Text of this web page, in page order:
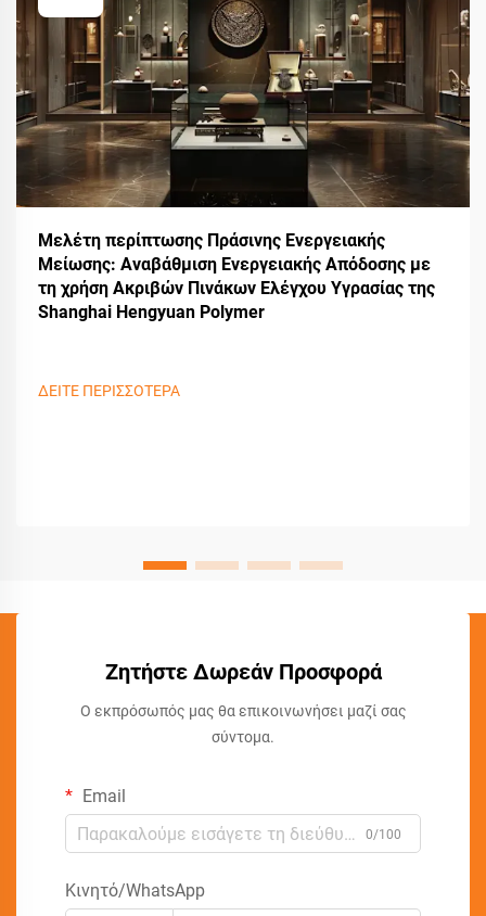
Μελέτη περίπτωσης Πράσινης Ενεργειακής
Μείωσης: Αναβάθμιση Ενεργειακής Απόδοσης με
τη χρήση Ακριβών Πινάκων Ελέγχου Υγρασίας της
Shanghai Hengyuan Polymer
ΔΕΙΤΕ ΠΕΡΙΣΣΟΤΕΡΑ
Ζητήστε Δωρεάν Προσφορά
Ο εκπρόσωπός μας θα επικοινωνήσει μαζί σας
σύντομα.
Email
0/100
Κινητό/WhatsApp